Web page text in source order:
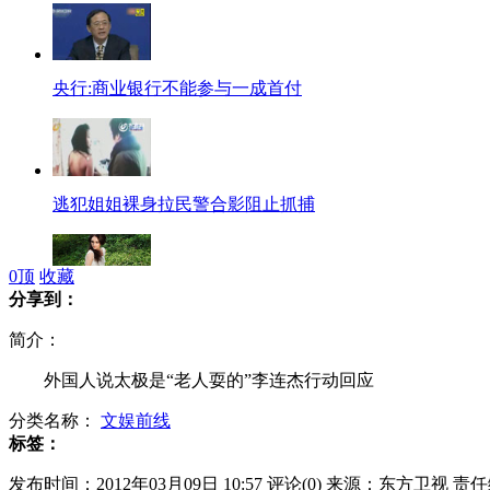
央行:商业银行不能参与一成首付
逃犯姐姐裸身拉民警合影阻止抓捕
贵州特大拐卖儿童案件告破
0顶 收藏
分享到：
简介：
外国人说太极是“老人耍的”李连杰行动回应
分类名称： 文娱前线
标签：
发布时间：2012年03月09日 10:57 评论(0) 来源：东方卫视 责